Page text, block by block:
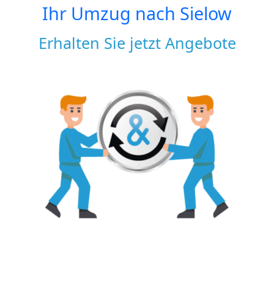
Ihr Umzug nach Sielow
Erhalten Sie jetzt Angebote